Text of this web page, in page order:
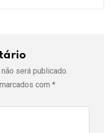
será publicado.
com *